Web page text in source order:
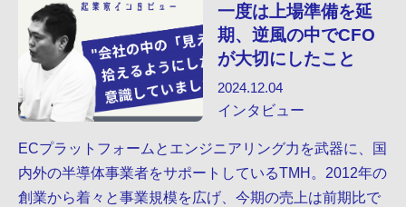
一度は上場準備を延
期、逆風の中でCFO
が大切にしたこと
2024.12.04
インタビュー
ECプラットフォームとエンジニアリング力を武器に、国
内外の半導体事業者をサポートしているTMH。2012年の
創業から着々と事業規模を広げ、今期の売上は前期比で